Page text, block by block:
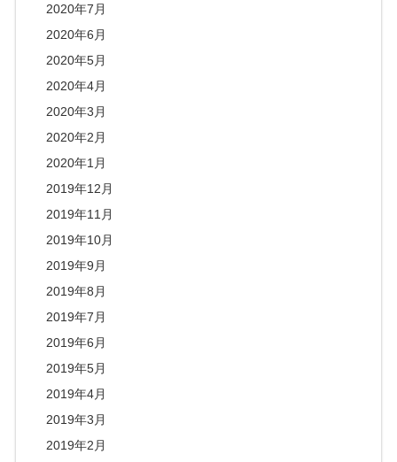
2020年7月
2020年6月
2020年5月
2020年4月
2020年3月
2020年2月
2020年1月
2019年12月
2019年11月
2019年10月
2019年9月
2019年8月
2019年7月
2019年6月
2019年5月
2019年4月
2019年3月
2019年2月